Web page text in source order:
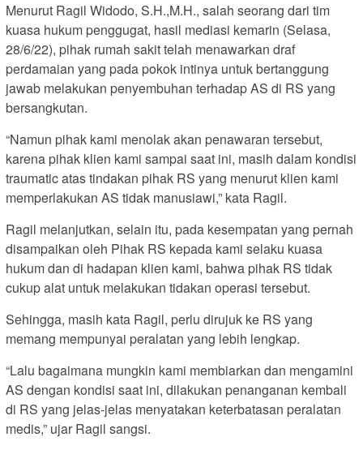
Menurut Ragil Widodo, S.H.,M.H., salah seorang dari tim
kuasa hukum penggugat, hasil mediasi kemarin (Selasa,
28/6/22), pihak rumah sakit telah menawarkan draf
perdamaian yang pada pokok intinya untuk bertanggung
jawab melakukan penyembuhan terhadap AS di RS yang
bersangkutan.
“Namun pihak kami menolak akan penawaran tersebut,
karena pihak klien kami sampai saat ini, masih dalam kondisi
traumatic atas tindakan pihak RS yang menurut klien kami
memperlakukan AS tidak manusiawi,” kata Ragil.
Ragil melanjutkan, selain itu, pada kesempatan yang pernah
disampaikan oleh Pihak RS kepada kami selaku kuasa
hukum dan di hadapan klien kami, bahwa pihak RS tidak
cukup alat untuk melakukan tidakan operasi tersebut.
Sehingga, masih kata Ragil, perlu dirujuk ke RS yang
memang mempunyai peralatan yang lebih lengkap.
“Lalu bagaimana mungkin kami membiarkan dan mengamini
AS dengan kondisi saat ini, dilakukan penanganan kembali
di RS yang jelas-jelas menyatakan keterbatasan peralatan
medis,” ujar Ragil sangsi.